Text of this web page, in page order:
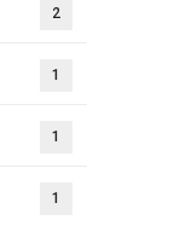
2
1
1
1